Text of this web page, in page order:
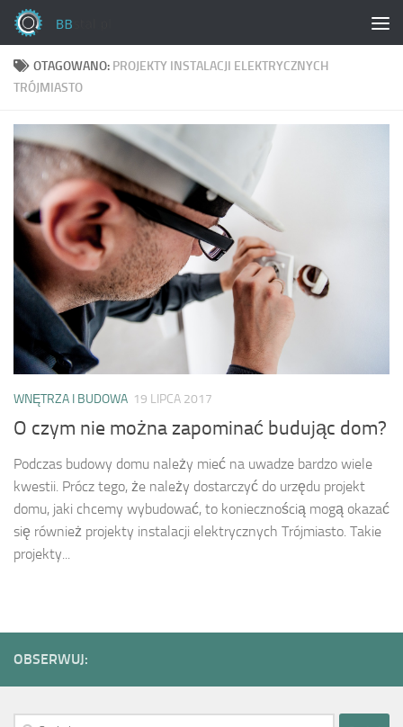
Skip to content
OTAGOWANO: PROJEKTY INSTALACJI ELEKTRYCZNYCH
TRÓJMIASTO
WNĘTRZA I BUDOWA 19 LIPCA 2017
O czym nie można zapominać budując dom?
Podczas budowy domu należy mieć na uwadze bardzo wiele
kwestii. Prócz tego, że należy dostarczyć do urzędu projekt
domu, jaki chcemy wybudować, to koniecznością mogą okazać
się również projekty instalacji elektrycznych Trójmiasto. Takie
projekty...
OBSERWUJ:
Szukaj: